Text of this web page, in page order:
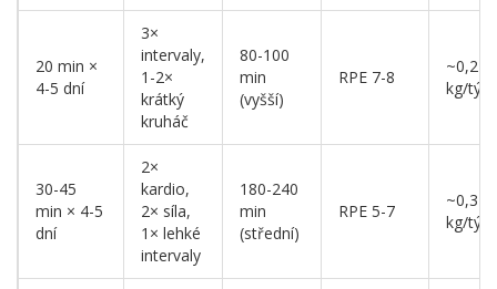
20 min ×
4-5 dní
3×
intervaly,
1-2×
krátký
kruháč
80-100
min
(vyšší)
RPE 7-8
~0,2-
kg/
30-45
min × 4-5
dní
2×
kardio,
2× síla,
1× lehké
intervaly
180-240
min
(střední)
RPE 5-7
~0,3-
kg/